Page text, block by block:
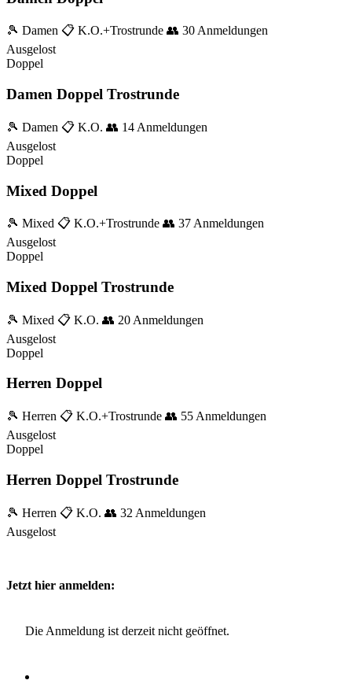
🎾 Damen 📋 K.O.+Trostrunde 👥 30 Anmeldungen
Ausgelost
Doppel
Damen Doppel Trostrunde
🎾 Damen 📋 K.O. 👥 14 Anmeldungen
Ausgelost
Doppel
Mixed Doppel
🎾 Mixed 📋 K.O.+Trostrunde 👥 37 Anmeldungen
Ausgelost
Doppel
Mixed Doppel Trostrunde
🎾 Mixed 📋 K.O. 👥 20 Anmeldungen
Ausgelost
Doppel
Herren Doppel
🎾 Herren 📋 K.O.+Trostrunde 👥 55 Anmeldungen
Ausgelost
Doppel
Herren Doppel Trostrunde
🎾 Herren 📋 K.O. 👥 32 Anmeldungen
Ausgelost
Jetzt hier anmelden:
Die Anmeldung ist derzeit nicht geöffnet.